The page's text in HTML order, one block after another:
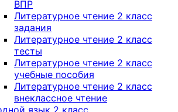
ВПР
Литературное чтение 2 класс
задания
Литературное чтение 2 класс
тесты
Литературное чтение 2 класс
учебные пособия
Литературное чтение 2 класс
внеклассное чтение
язык 2 класс